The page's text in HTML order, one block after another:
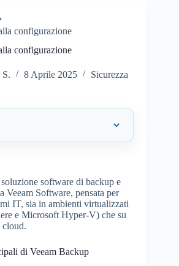
configurazione
configurazione
8 Aprile 2025 Sicurezza
software di backup e
Veeam Software, pensata per
IT, sia in ambienti virtualizzati
e Microsoft Hyper-V) che su
cloud.
di Veeam Backup